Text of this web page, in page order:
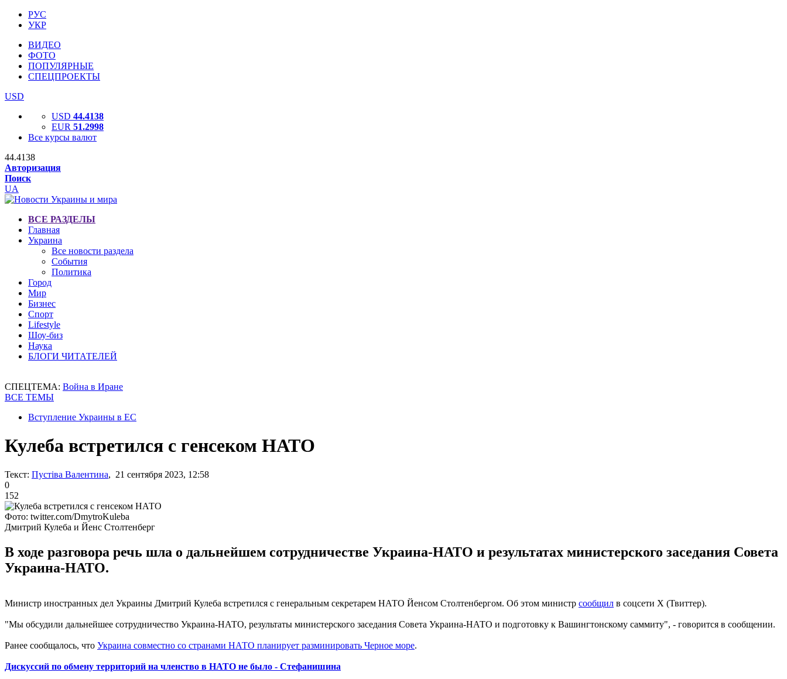
РУС
УКР
ВИДЕО
ФОТО
ПОПУЛЯРНЫЕ
СПЕЦПРОЕКТЫ
USD
USD 44.4138
EUR 51.2998
Все курсы валют
44.4138
Авторизация
Поиск
UA
ВСЕ РАЗДЕЛЫ
Главная
Украина
Все новости раздела
События
Политика
Город
Мир
Бизнес
Спорт
Lifestyle
Шоу-биз
Наука
БЛОГИ ЧИТАТЕЛЕЙ
СПЕЦТЕМА: Война в Иране
ВСЕ ТЕМЫ
Вступление Украины в ЕС
Кулеба встретился с генсеком НАТО
Текст: Пустіва Валентина, 21 сентября 2023, 12:58
0
152
Фото: twitter.com/DmytroKuleba
Дмитрий Кулеба и Йенс Столтенберг
В ходе разговора речь шла о дальнейшем сотрудничестве Украина-НАТО и результатах министерского заседания Совета
Украина-НАТО.
Министр иностранных дел Украины Дмитрий Кулеба встретился с генеральным секретарем НАТО Йенсом Столтенбергом. Об этом министр сообщил в соцсети Х (Твиттер).
"Мы обсудили дальнейшее сотрудничество Украина-НАТО, результаты министерского заседания Совета Украина-НАТО и подготовку к Вашингтонскому саммиту", - говорится в сообщении.
Ранее сообщалось, что Украина совместно со странами НАТО планирует разминировать Черное море.
Дискуссий по обмену территорий на членство в НАТО не было - Стефанишина